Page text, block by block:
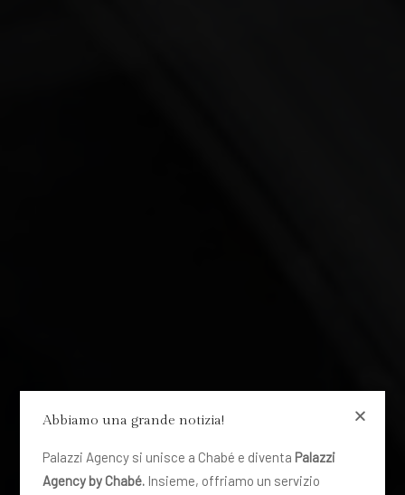
Abbiamo una grande notizia!
Palazzi Agency si unisce a Chabé e diventa Palazzi
Agency by Chabé. Insieme, offriamo un servizio